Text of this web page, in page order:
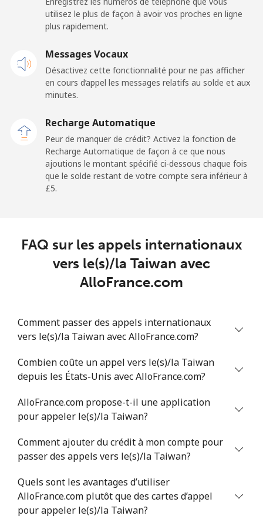
Togo
Mobile ⁦29.9p⁩ 16 min pour ⁦£5⁩ ⁦5p⁩
Tokelau
All country
Tonga
Ligne fixe
Trinidad And Tobago
⁦5.9p⁩ 84 min pour ⁦£5⁩
Tunisia
Ligne fixe ⁦80.9p⁩ 6 min pour ⁦£5⁩
Mobile ⁦79.9p⁩ 6 min pour ⁦£5⁩
Ligne fixe
⁦24.5p⁩ 20 min pour ⁦£5⁩
utilisez le plus de façon à avoir vos proches en ligne
plus rapidement.
Messages Vocaux
Désactivez cette fonctionnalité pour ne pas afficher
en cours d’appel les messages relatifs au solde et aux
minutes.
Recharge Automatique
Peur de manquer de crédit? Activez la fonction de
Recharge Automatique de façon à ce que nous
ajoutions le montant spécifié ci-dessous chaque fois
que le solde restant de votre compte sera inférieur à
⁦£5⁩.
FAQ sur les appels internationaux
vers le(s)/la Taiwan avec
AlloFrance.com
Comment passer des appels internationaux
vers le(s)/la Taiwan avec AlloFrance.com?
Combien coûte un appel vers le(s)/la Taiwan
depuis les États-Unis avec AlloFrance.com?
AlloFrance.com propose-t-il une application
pour appeler le(s)/la Taiwan?
Comment ajouter du crédit à mon compte pour
passer des appels vers le(s)/la Taiwan?
Quels sont les avantages d’utiliser
AlloFrance.com plutôt que des cartes d’appel
pour appeler le(s)/la Taiwan?